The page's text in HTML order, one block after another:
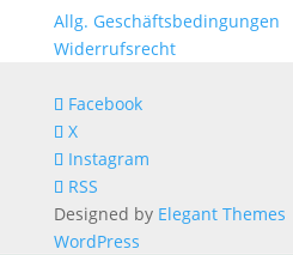
Allg. Geschäftsbedingungen
Widerrufsrecht
Facebook
X
Instagram
RSS
Designed by Elegant Themes
WordPress